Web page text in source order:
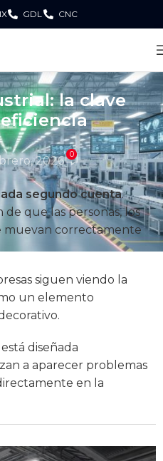
GDL CNC
la clave
2026 0
segundo cuenta.
que las personas, los
muevan correctamente
siguen viendo la
un elemento
diseñada
a aparecer problemas
en la